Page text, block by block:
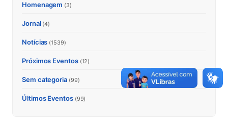
Homenagem (3)
Jornal (4)
Notícias (1539)
Próximos Eventos (12)
Sem categoria (99)
Últimos Eventos (99)